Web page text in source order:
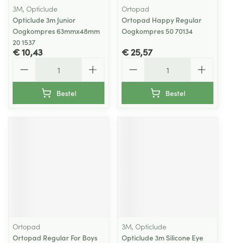
3M, Opticlude
Opticlude 3m Junior
Oogkompres 63mmx48mm
20 1537
€ 10,43
Bestel
Ortopad
Ortopad Happy Regular
Oogkompres 50 70134
€ 25,57
Bestel
Ortopad
Ortopad Regular For Boys
3M, Opticlude
Opticlude 3m Silicone Eye